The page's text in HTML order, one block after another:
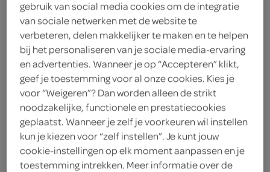
penne carbonara
gebruik van social media cookies om de integratie
van sociale netwerken met de website te
verbeteren, delen makkelijker te maken en te helpen
bij het personaliseren van je sociale media-ervaring
en advertenties. Wanneer je op “Accepteren” klikt,
geef je toestemming voor al onze cookies. Kies je
voor “Weigeren”? Dan worden alleen de strikt
noodzakelijke, functionele en prestatiecookies
geplaatst. Wanneer je zelf je voorkeuren wil instellen
kun je kiezen voor “zelf instellen”. Je kunt jouw
cookie-instellingen op elk moment aanpassen en je
toestemming intrekken. Meer informatie over de